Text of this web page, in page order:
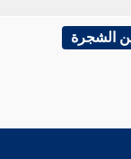
الشجرة